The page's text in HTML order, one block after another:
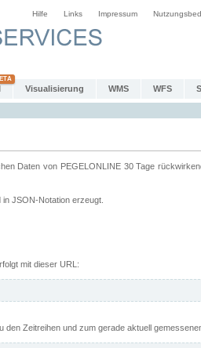
Hilfe Links Impressum
Visualisierung WMS WFS
Daten von PEGELONLINE 30 Tage
JSON-Notation erzeugt.
mit dieser URL:
Zeitreihen und zum gerade aktuell